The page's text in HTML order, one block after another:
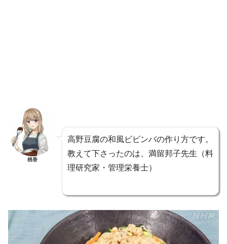
桃香
高野豆腐の和風ビビンバの作り方です。
教えて下さったのは、満留邦子先生（料
理研究家・管理栄養士）